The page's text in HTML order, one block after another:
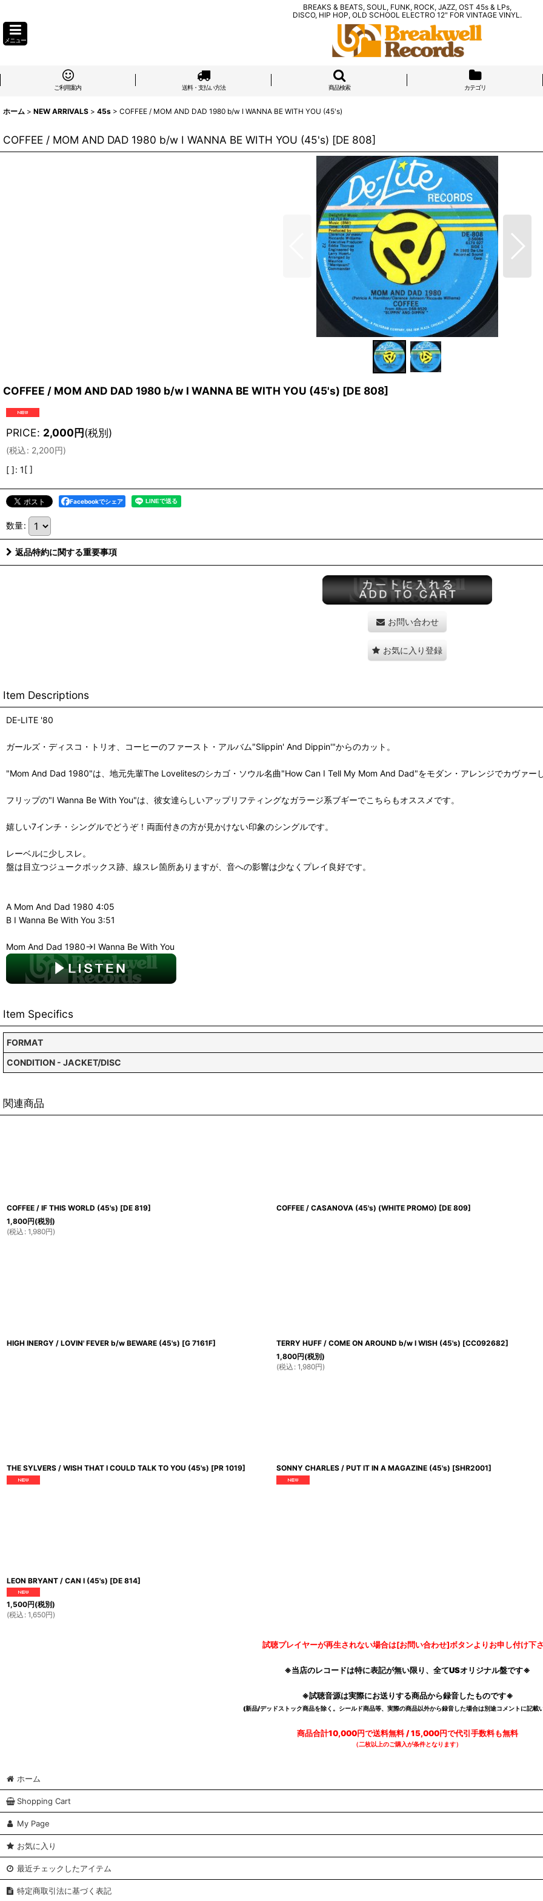
BREAKS & BEATS, SOUL, FUNK, ROCK, JAZZ, OST 45s & LPs,
DISCO, HIP HOP, OLD SCHOOL ELECTRO 12" FOR VINTAGE VINYL.
メニュー
ご利用案内 送料・支払い方法 商品検索 カテゴリ
ホーム > NEW ARRIVALS > 45s > COFFEE / MOM AND DAD 1980 b/w I WANNA BE WITH YOU (45's)
COFFEE / MOM AND DAD 1980 b/w I WANNA BE WITH YOU (45's) [DE 808]
COFFEE / MOM AND DAD 1980 b/w I WANNA BE WITH YOU (45's) [DE 808]
PRICE: 2,000円(税別)
(税込: 2,200円)
[ ]: 1[ ]
Facebookでシェア
数量:
返品特約に関する重要事項
お問い合わせ
お気に入り登録
Item Descriptions
DE-LITE '80
ガールズ・ディスコ・トリオ、コーヒーのファースト・アルバム"Slippin' And Dippin'"からのカット。
"Mom And Dad 1980"は、地元先輩The Lovelitesのシカゴ・ソウル名曲"How Can I Tell My Mom And Dad"をモダン・アレンジでカヴァー
フリップの"I Wanna Be With You"は、彼女達らしいアップリフティングなガラージ系ブギーでこちらもオススメです。
嬉しい7インチ・シングルでどうぞ！両面付きの方が見かけない印象のシングルです。
レーベルに少しスレ。
盤は目立つジュークボックス跡、線スレ箇所ありますが、音への影響は少なくプレイ良好です。
A Mom And Dad 1980 4:05
B I Wanna Be With You 3:51
Mom And Dad 1980→I Wanna Be With You
Item Specifics
FORMAT
CONDITION - JACKET/DISC
関連商品
COFFEE / IF THIS WORLD (45's) [DE 819]
1,800円(税別)
(税込 : 1,980円)
COFFEE / CASANOVA (45's) (WHITE PROMO) [DE 809]
HIGH INERGY / LOVIN' FEVER b/w BEWARE (45's) [G 7161F] TERRY HUFF / COME ON AROUND b/w I WISH (45's) [CC092682]
1,800円(税別)
(税込 : 1,980円)
THE SYLVERS / WISH THAT I COULD TALK TO YOU (45's) [PR 1019] SONNY CHARLES / PUT IT IN A MAGAZINE (45's) [SHR2001]
LEON BRYANT / CAN I (45's) [DE 814]
1,500円(税別)
(税込 : 1,650円)
試聴プレイヤーが再生されない場合は[お問い合わせ]ボタンよりお申し付け下
※当店のレコードは特に表記が無い限り、全てUSオリジナル盤です※
※試聴音源は実際にお送りする商品から録音したものです※
(新品/デッドストック商品を除く。シールド商品等、実際の商品以外から録音した場合は別途コメントに記載
商品合計10,000円で送料無料 / 15,000円で代引手数料も無料
（二枚以上のご購入が条件となります）
ホーム
Shopping Cart
My Page
お気に入り
最近チェックしたアイテム
特定商取引法に基づく表記